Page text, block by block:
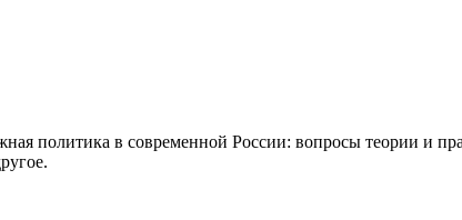
политика в современной России: вопросы теории и